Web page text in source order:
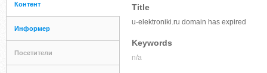
Контент
Информер
Посетители
Title
u-elektroniki.ru domain has expired
Keywords
n/a